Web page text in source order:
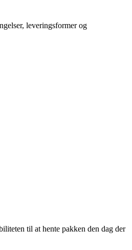
leveringsformer og
til at hente pakken den dag der